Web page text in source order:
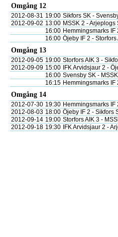
Omgång 12
2012-08-31 19:00 Sikfors SK -
2012-09-02 13:00 MSSK 2 - Arjeplogs
16:00 Hemmingsmarks IF
16:00 Öjeby IF 2 - Storfors
Omgång 13
2012-09-05 19:00 Storfors AIK 3 -
2012-09-09 15:00 IFK Arvidsjaur 2 -
16:00 Svensby SK -
16:15 Hemmingsmarks IF
Omgång 14
2012-07-30 19:30 Hemmingsmarks IF
2012-08-03 18:00 Öjeby IF 2 - Sikfors
2012-09-14 19:00 Storfors AIK 3 -
2012-09-18 19:30 IFK Arvidsjaur 2 -